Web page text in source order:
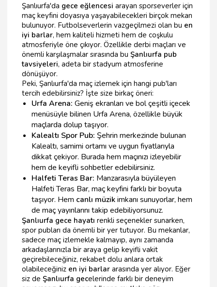
Şanlıurfa'da gece eğlencesi arayan sporseverler için
maç keyfini doyasıya yaşayabilecekleri birçok mekan
bulunuyor. Futbolseverlerin vazgeçilmezi olan bu en
iyi barlar, hem kaliteli hizmeti hem de coşkulu
atmosferiyle öne çıkıyor. Özellikle derbi maçları ve
önemli karşılaşmalar sırasında bu Şanlıurfa pub
tavsiyeleri, adeta bir stadyum atmosferine
dönüşüyor.
Peki, Şanlıurfa'da maç izlemek için hangi pub'ları
tercih edebilirsiniz? İşte size birkaç öneri:
Urfa Arena: Geniş ekranları ve bol çeşitli içecek
menüsüyle bilinen Urfa Arena, özellikle büyük
maçlarda dolup taşıyor.
Kalealtı Spor Pub: Şehrin merkezinde bulunan
Kalealtı, samimi ortamı ve uygun fiyatlarıyla
dikkat çekiyor. Burada hem maçınızı izleyebilir
hem de keyifli sohbetler edebilirsiniz.
Halfeti Teras Bar: Manzarasıyla büyüleyen
Halfeti Teras Bar, maç keyfini farklı bir boyuta
taşıyor. Hem canlı müzikimkanı sunuyorlar, hem
de maç yayınlarını takip edebiliyorsunuz.
Şanlıurfa gece hayatı renkli seçenekler sunarken,
spor pubları da önemli bir yer tutuyor. Bu mekanlar,
sadece maç izlemekle kalmayıp, aynı zamanda
arkadaşlarınızla bir araya gelip keyifli vakit
geçirebileceğiniz, rekabet dolu anlara ortak
olabileceğiniz en iyi barlar arasında yer alıyor. Eğer
siz de Şanlıurfa gecelerinde farklı bir deneyim